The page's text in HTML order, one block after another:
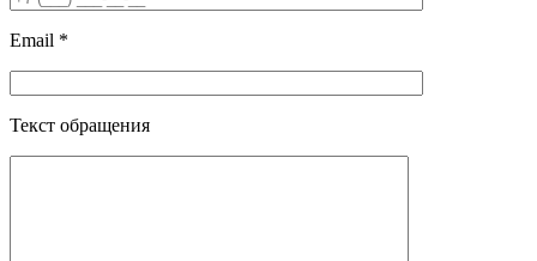
Email *
Текст обращения